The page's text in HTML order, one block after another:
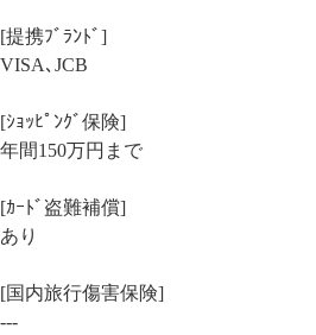
[提携ﾌﾞﾗﾝﾄﾞ]
VISA､JCB
[ｼｮｯﾋﾟﾝｸﾞ保険]
年間150万円まで
[ｶｰﾄﾞ盗難補償]
あり
[国内旅行傷害保険]
---